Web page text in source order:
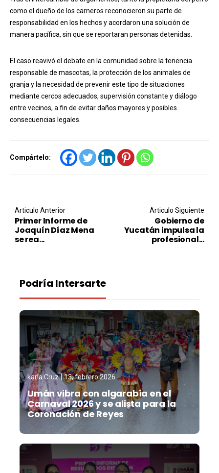
como el dueño de los carneros reconocieron su parte de
responsabilidad en los hechos y acordaron una solución de
manera pacífica, sin que se reportaran personas detenidas.
El caso reavivó el debate en la comunidad sobre la tenencia
responsable de mascotas, la protección de los animales de
granja y la necesidad de prevenir este tipo de situaciones
mediante cercos adecuados, supervisión constante y diálogo
entre vecinos, a fin de evitar daños mayores y posibles
consecuencias legales.
Compártelo:
Post navigation
Articulo Anterior
Primer Informe de
Joaquín Díaz Mena
se rea...
Articulo Siguiente
Gobierno de
Yucatán impulsa la
profesional...
Podría Intersarte
karla Cruz 13, febrero 2026
Umán vibra con algarabía en el
Carnaval 2026 y se alista para la
Coronación de Reyes